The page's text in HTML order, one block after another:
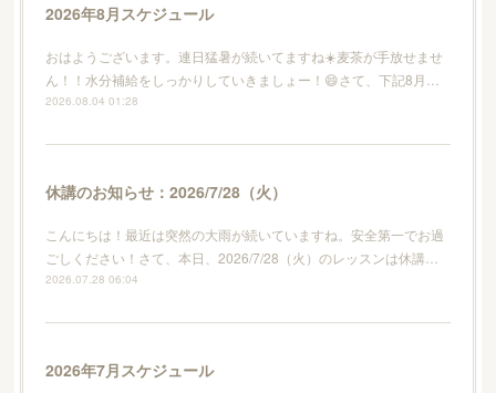
2026年8月スケジュール
おはようございます。連日猛暑が続いてますね☀️麦茶が手放せませ
ん！！水分補給をしっかりしていきましょー！😄さて、下記8月…
2026.08.04 01:28
休講のお知らせ：2026/7/28（火）
こんにちは！最近は突然の大雨が続いていますね。安全第一でお過
ごしください！さて、本日、2026/7/28（火）のレッスンは休講…
2026.07.28 06:04
2026年7月スケジュール